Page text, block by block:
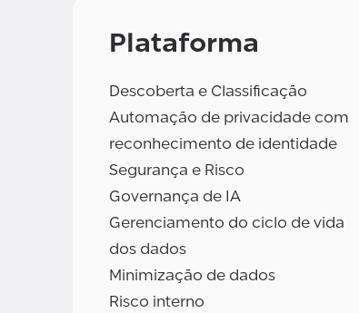
Plataforma
Descoberta e Classificação
Automação de privacidade com
reconhecimento de identidade
Segurança e Risco
Governança de IA
Gerenciamento do ciclo de vida
dos dados
Minimização de dados
Risco interno